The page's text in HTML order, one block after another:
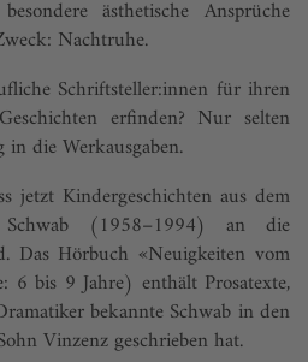
ästhetische Ansprüche
Nachtruhe.
Schriftsteller:innen für ihren
erfinden? Nur selten
die Werkausgaben.
jetzt Kindergeschichten aus dem
(1958–1994) an die
Das Hörbuch «Neuigkeiten vom
6 bis 9 Jahre) enthält Prosatexte,
bekannte Schwab in den
Vinzenz geschrieben hat.